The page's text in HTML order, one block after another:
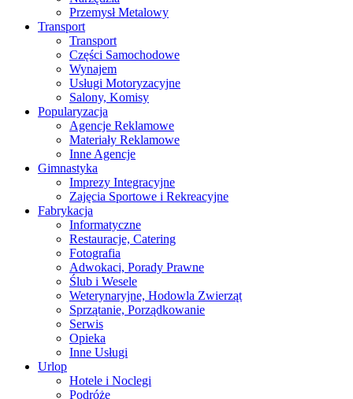
Przemysł Metalowy
Transport
Transport
Części Samochodowe
Wynajem
Usługi Motoryzacyjne
Salony, Komisy
Popularyzacja
Agencje Reklamowe
Materiały Reklamowe
Inne Agencje
Gimnastyka
Imprezy Integracyjne
Zajęcia Sportowe i Rekreacyjne
Fabrykacja
Informatyczne
Restauracje, Catering
Fotografia
Adwokaci, Porady Prawne
Ślub i Wesele
Weterynaryjne, Hodowla Zwierząt
Sprzątanie, Porządkowanie
Serwis
Opieka
Inne Usługi
Urlop
Hotele i Noclegi
Podróże